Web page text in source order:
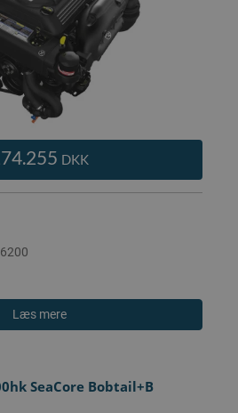
DKK
Læs mere
SeaCore Bobtail+B